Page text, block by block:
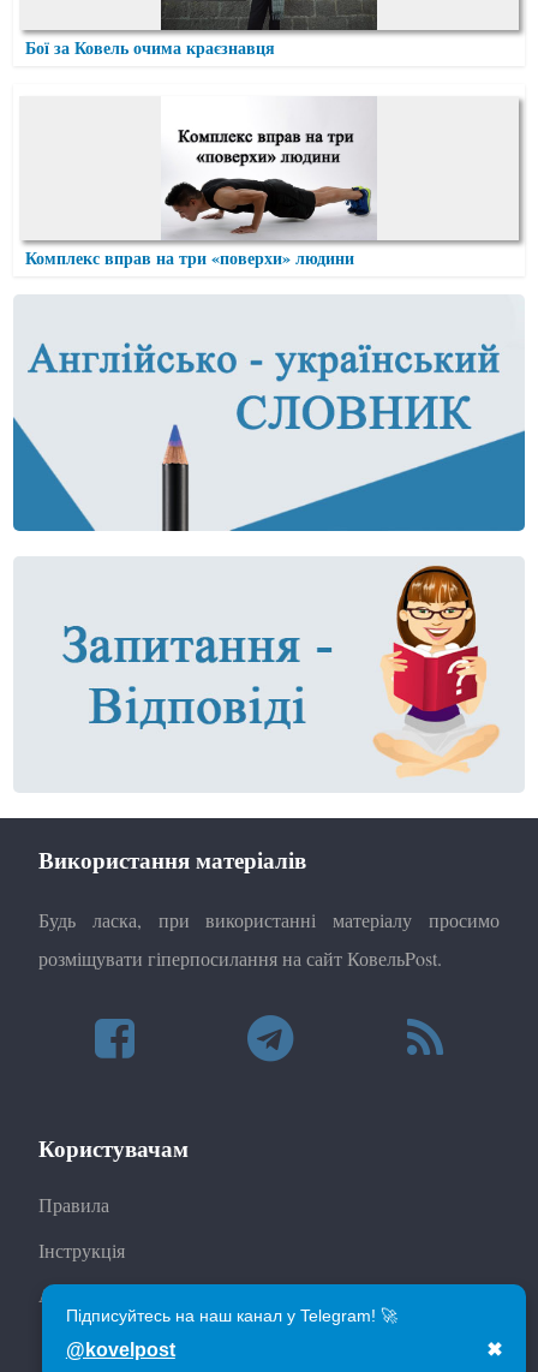
Бої за Ковель очима краєзнавця
Комплекс вправ на три «поверхи» людини
Використання матеріалів
Будь ласка, при використанні матеріалу просимо
розміщувати гіперпосилання на сайт КовельPost.
Користувачам
Правила
Інструкція
Автори
Підписуйтесь на наш канал у Telegram! 🚀
@kovelpost ✖